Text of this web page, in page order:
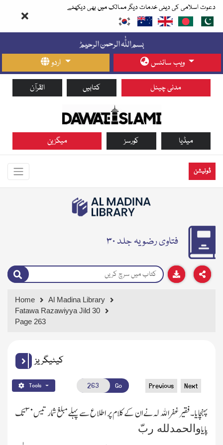
دعوت اسلامی کی دینی خدمات دیگر ممالک میں بھی دیکھئے
اردو ویب سائٹس
القرآن کتابیں مدنی چینل
میگزین کورسز میڈیا
ڈونیشن
فتاوی رضویہ جلد ۳۰
Home
Al Madina Library
Fatawa Razawiyya Jild 30
Page 263
کیٹیگریز
Tools Go Previous Next
پہنچایا۔فقیر غفرالله لہ نے ان کے کلام پر اطلاع سے پہلے مبلغ شمار تیس۳۰تك
پایاوالحمدلله ربّ